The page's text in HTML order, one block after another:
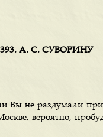
А. С. СУВОРИНУ
Вы не раздумали
вероятно,